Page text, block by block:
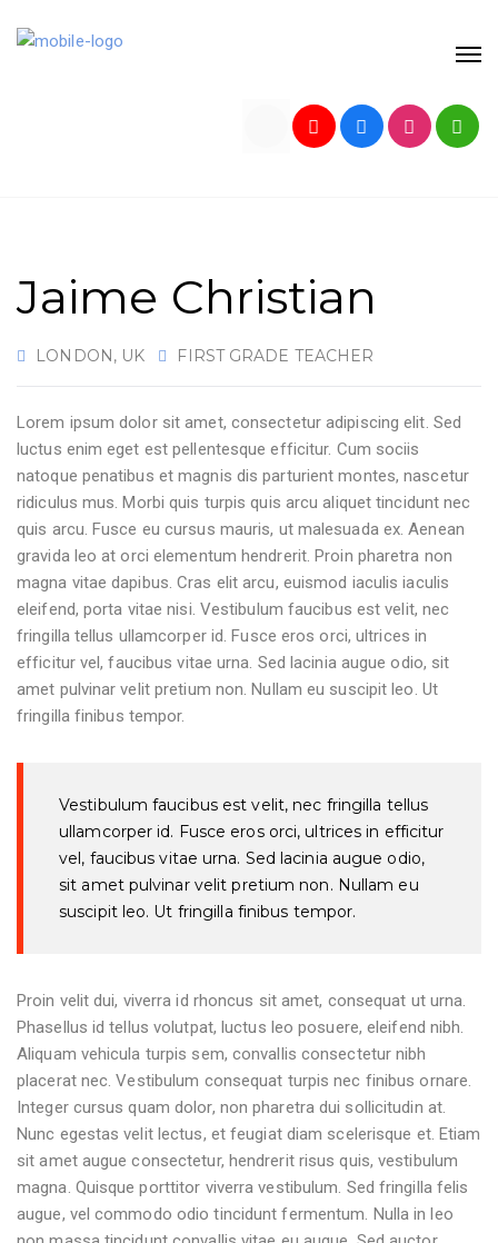
Jaime Christian
LONDON, UK FIRST GRADE TEACHER
Lorem ipsum dolor sit amet, consectetur adipiscing elit. Sed
luctus enim eget est pellentesque efficitur. Cum sociis
natoque penatibus et magnis dis parturient montes, nascetur
ridiculus mus. Morbi quis turpis quis arcu aliquet tincidunt nec
quis arcu. Fusce eu cursus mauris, ut malesuada ex. Aenean
gravida leo at orci elementum hendrerit. Proin pharetra non
magna vitae dapibus. Cras elit arcu, euismod iaculis iaculis
eleifend, porta vitae nisi. Vestibulum faucibus est velit, nec
fringilla tellus ullamcorper id. Fusce eros orci, ultrices in
efficitur vel, faucibus vitae urna. Sed lacinia augue odio, sit
amet pulvinar velit pretium non. Nullam eu suscipit leo. Ut
fringilla finibus tempor.
Vestibulum faucibus est velit, nec fringilla tellus
ullamcorper id. Fusce eros orci, ultrices in efficitur
vel, faucibus vitae urna. Sed lacinia augue odio,
sit amet pulvinar velit pretium non. Nullam eu
suscipit leo. Ut fringilla finibus tempor.
Proin velit dui, viverra id rhoncus sit amet, consequat ut urna.
Phasellus id tellus volutpat, luctus leo posuere, eleifend nibh.
Aliquam vehicula turpis sem, convallis consectetur nibh
placerat nec. Vestibulum consequat turpis nec finibus ornare.
Integer cursus quam dolor, non pharetra dui sollicitudin at.
Nunc egestas velit lectus, et feugiat diam scelerisque et. Etiam
sit amet augue consectetur, hendrerit risus quis, vestibulum
magna. Quisque porttitor viverra vestibulum. Sed fringilla felis
augue, vel commodo odio tincidunt fermentum. Nulla in leo